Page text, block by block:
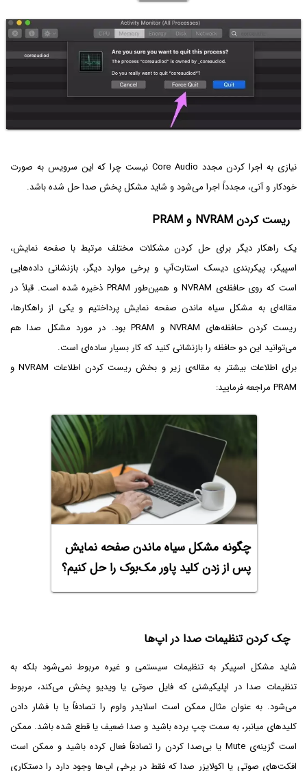
نیازی به اجرا کردن مجدد Core Audio نیست چرا که این سرویس به صورت
خودکار و آنی، مجدداً اجرا می‌شود و شاید مشکل پخش صدا حل شده باشد.
ریست کردن NVRAM و PRAM
یک راهکار دیگر برای حل کردن مشکلات مختلف مرتبط با صفحه نمایش،
اسپیکر، پیکربندی دیسک استارت‌آپ و برخی موارد دیگر، بازنشانی داده‌هایی
است که روی حافظه‌ی NVRAM و همین‌طور PRAM ذخیره شده است. قبلاً در
مقاله‌ای به مشکل سیاه ماندن صفحه نمایش پرداختیم و یکی از راهکارها،
ریست کردن حافظه‌های NVRAM و PRAM بود. در مورد مشکل صدا هم
می‌توانید این دو حافظه را بازنشانی کنید که کار بسیار ساده‌ای است.
برای اطلاعات بیشتر به مقاله‌ی زیر و بخش ریست کردن اطلاعات NVRAM و
PRAM مراجعه فرمایید:
چگونه مشکل سیاه ماندن صفحه نمایش
پس از زدن کلید پاور مک‌بوک را حل کنیم؟
چک کردن تنظیمات صدا در اپ‌ها
شاید مشکل اسپیکر به تنظیمات سیستمی و غیره مربوط نمی‌شود بلکه به
تنظیمات صدا در اپلیکیشنی که فایل صوتی یا ویدیو پخش می‌کند، مربوط
می‌شود. به عنوان مثال ممکن است اسلایدر ولوم را تصادفاً یا با فشار دادن
کلیدهای میانبر، به سمت چپ برده باشید و صدا ضعیف یا قطع شده باشد. ممکن
است گزینه‌ی Mute یا بی‌صدا کردن را تصادفاً فعال کرده باشید و ممکن است
افکت‌های صوتی یا اکولایزر صدا که فقط در برخی اپ‌ها وجود دارد را دستکاری